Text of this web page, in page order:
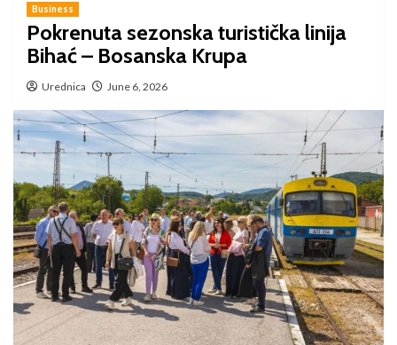
Business
Pokrenuta sezonska turistička linija
Bihać – Bosanska Krupa
Urednica June 6, 2026